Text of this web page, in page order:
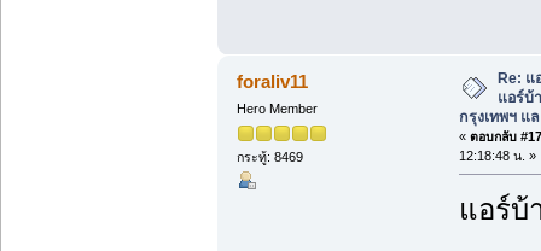
foraliv11
Hero Member
กระทู้: 8469
Re: แ
แอร์บ้
กรุงเทพฯ
« ตอบกลับ
12:18:48 น. »
แอร์บ้